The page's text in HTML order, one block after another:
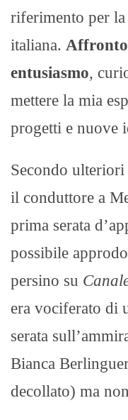
riferimento per
italiana. Affronto
entusiasmo,
mettere la mia
progetti e nuove
Secondo
il conduttore a
prima serata
possibile
persino su
era vociferato di
serata
Bianca
decollato) ma